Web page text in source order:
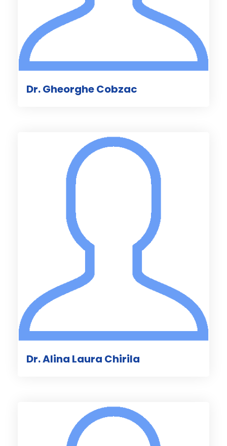
Dr. Gheorghe Cobzac
Dr. Alina Laura Chirila